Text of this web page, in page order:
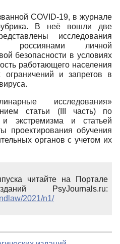
COVID-19, в журнале
В неё вошли две
исследования
россиянами личной
безопасности в условиях
работающего населения
и запретов в
исследования»
статьи (III часть) по
экстремизма и статьей
проектирования обучения
органов с учетом их
читайте на Портале
PsyJournals.ru:
2021/n1/